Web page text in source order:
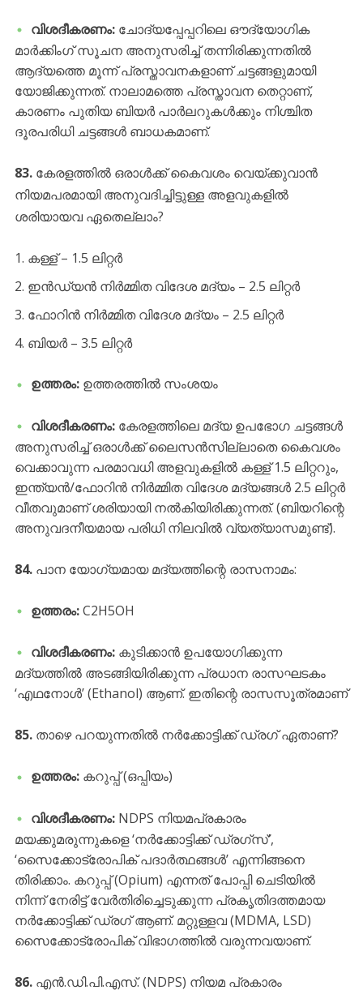
വിശദീകരണം:ചോദ്യപ്പേപ്പറിലെ ഔദ്യോഗിക
മാർക്കിംഗ് സൂചന അനുസരിച്ച് തന്നിരിക്കുന്നതിൽ
ആദ്യത്തെ മൂന്ന് പ്രസ്താവനകളാണ് ചട്ടങ്ങളുമായി
യോജിക്കുന്നത്. നാലാമത്തെ പ്രസ്താവന തെറ്റാണ്,
കാരണം പുതിയ ബിയർ പാർലറുകൾക്കും നിശ്ചിത
ദൂരപരിധി ചട്ടങ്ങൾ ബാധകമാണ്.
83.കേരളത്തിൽ ഒരാൾക്ക് കൈവശം വെയ്ക്കുവാൻ
നിയമപരമായി അനുവദിച്ചിട്ടുള്ള അളവുകളിൽ
ശരിയായവ ഏതെല്ലാം?
​കള്ള് – 1.5 ലിറ്റർ
ഇൻഡ്യൻ നിർമ്മിത വിദേശ മദ്യം – 2.5 ലിറ്റർ
ഫോറിൻ നിർമ്മിത വിദേശ മദ്യം – 2.5 ലിറ്റർ
ബിയർ – 3.5 ലിറ്റർ
ഉത്തരം:ഉത്തരത്തിൽ സംശയം
വിശദീകരണം:കേരളത്തിലെ മദ്യ ഉപഭോഗ ചട്ടങ്ങൾ
അനുസരിച്ച് ഒരാൾക്ക് ലൈസൻസില്ലാതെ കൈവശം
വെക്കാവുന്ന പരമാവധി അളവുകളിൽ കള്ള് 1.5 ലിറ്ററും,
ഇന്ത്യൻ/ഫോറിൻ നിർമ്മിത വിദേശ മദ്യങ്ങൾ 2.5 ലിറ്റർ
വീതവുമാണ് ശരിയായി നൽകിയിരിക്കുന്നത്. (ബിയറിന്റെ
അനുവദനീയമായ പരിധി നിലവിൽ വ്യത്യാസമുണ്ട്).
84.പാന യോഗ്യമായ മദ്യത്തിന്റെ രാസനാമം:
ഉത്തരം:C2H5OH
വിശദീകരണം:കുടിക്കാൻ ഉപയോഗിക്കുന്ന
മദ്യത്തിൽ അടങ്ങിയിരിക്കുന്ന പ്രധാന രാസഘടകം
‘എഥനോൾ’ (Ethanol) ആണ്. ഇതിന്റെ രാസസൂത്രമാണ്
85.താഴെ പറയുന്നതിൽ നർക്കോട്ടിക്ക് ഡ്രഗ് ഏതാണ്?
ഉത്തരം:കറുപ്പ് (ഒപ്പിയം)
വിശദീകരണം:NDPS നിയമപ്രകാരം
മയക്കുമരുന്നുകളെ ‘നർക്കോട്ടിക്ക് ഡ്രഗ്സ്’,
‘സൈക്കോട്രോപിക് പദാർത്ഥങ്ങൾ’ എന്നിങ്ങനെ
തിരിക്കാം. കറുപ്പ് (Opium) എന്നത് പോപ്പി ചെടിയിൽ
നിന്ന് നേരിട്ട് വേർതിരിച്ചെടുക്കുന്ന പ്രകൃതിദത്തമായ
നർക്കോട്ടിക്ക് ഡ്രഗ് ആണ്. മറ്റുള്ളവ (MDMA, LSD)
സൈക്കോട്രോപിക് വിഭാഗത്തിൽ വരുന്നവയാണ്.
86.എൻ.ഡി.പി.എസ്. (NDPS) നിയമ പ്രകാരം